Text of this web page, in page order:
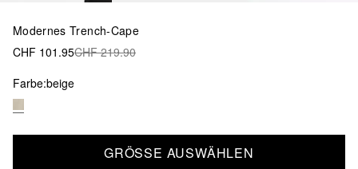
Modernes Trench-Cape
CHF 101.95CHF 219.90
Farbe:beige
GRÖSSE AUSWÄHLEN